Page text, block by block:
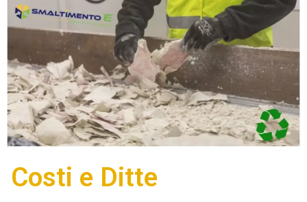
Costi e Ditte